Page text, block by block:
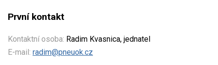
První kontakt
Kontaktní osoba: Radim Kvasnica, jednatel
E-mail: radim@pneuok.cz